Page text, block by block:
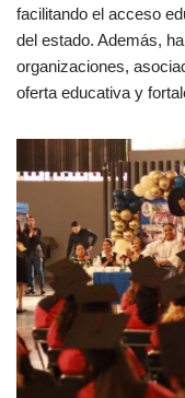
facilitando el acceso
del estado. Además,
organizaciones,
oferta educativa y